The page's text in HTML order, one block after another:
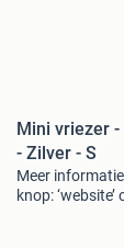
Mini vriezer
- Zilver - S
Meer
knop: